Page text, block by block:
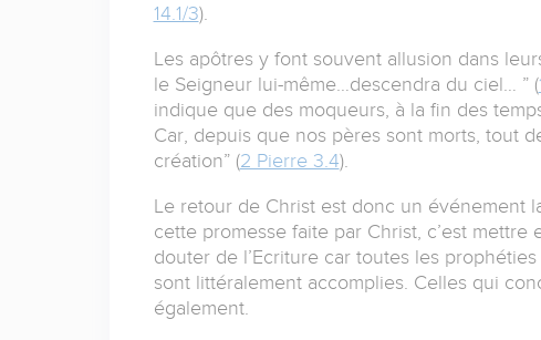
14.1/3).
Les apôtres y font souvent allusion dans
le Seigneur lui-même…descendra du ciel… ” (
indique que des moqueurs, à la fin des
Car, depuis que nos pères sont morts, tout
création” (2 Pierre 3.4).
Le retour de Christ est donc un événement
cette promesse faite par Christ, c’est
douter de l’Ecriture car toutes les
sont littéralement accomplies. Celles qui
également.